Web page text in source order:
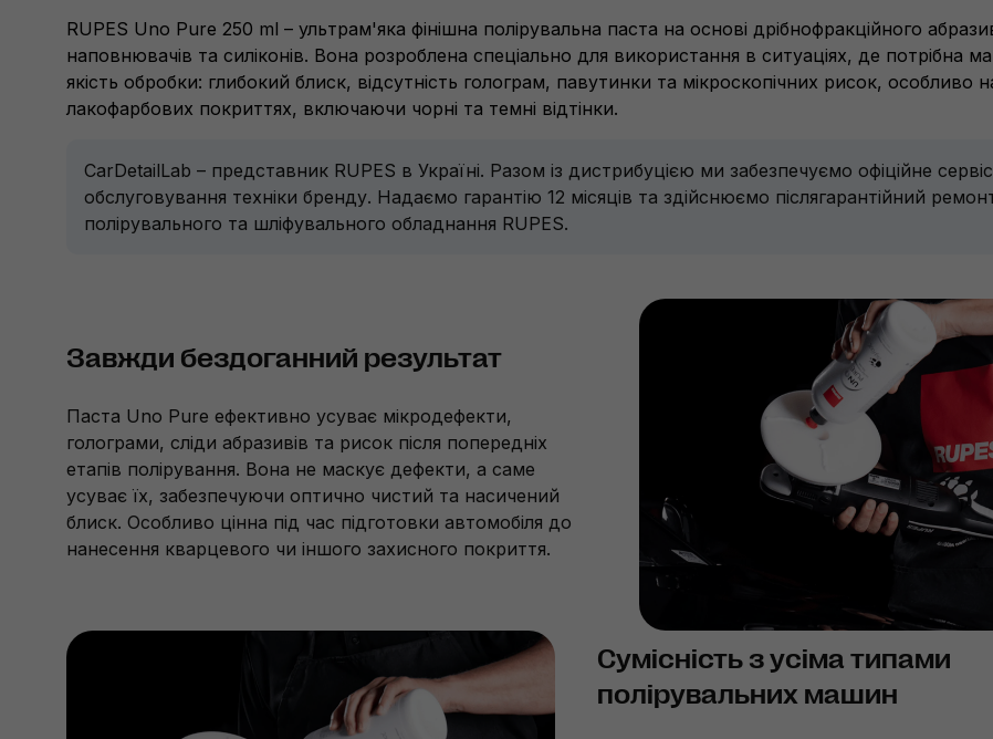
RUPES Uno Pure 250 ml – ультрам'яка фінішна полірувальна паста на основі дрібнофракційного
наповнювачів та силіконів. Вона розроблена спеціально для використання в ситуаціях, де потрібна
якість обробки: глибокий блиск, відсутність голограм, павутинки та мікроскопічних рисок, особливо
лакофарбових покриттях, включаючи чорні та темні відтінки.
CarDetailLab – представник RUPES в Україні. Разом із дистрибуцією ми забезпечуємо офіційне
обслуговування техніки бренду. Надаємо гарантію 12 місяців та здійснюємо післягарантійний
полірувального та шліфувального обладнання RUPES.
Завжди бездоганний результат
Паста Uno Pure ефективно усуває мікродефекти,
голограми, сліди абразивів та рисок після попередніх
етапів полірування. Вона не маскує дефекти, а саме
усуває їх, забезпечуючи оптично чистий та насичений
блиск. Особливо цінна під час підготовки автомобіля до
нанесення кварцевого чи іншого захисного покриття.
Сумісність з усіма типами
полірувальних машин